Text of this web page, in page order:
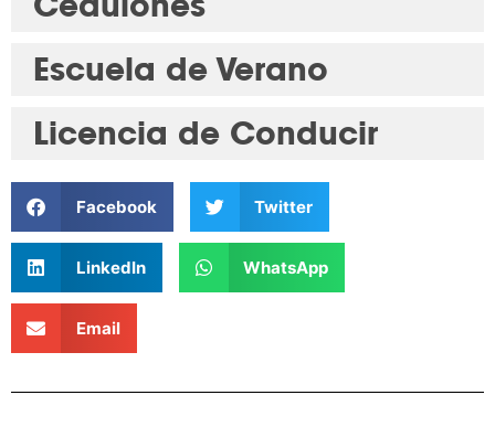
Escuela de Verano
Licencia de Conducir
Facebook Twitter
LinkedIn WhatsApp
Email